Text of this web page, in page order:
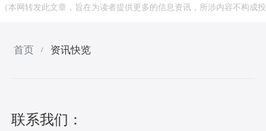
（本网转发此文章，旨在为读者提供更多的信息资讯，所涉内容不构
首页 / 资讯快览
联系我们：